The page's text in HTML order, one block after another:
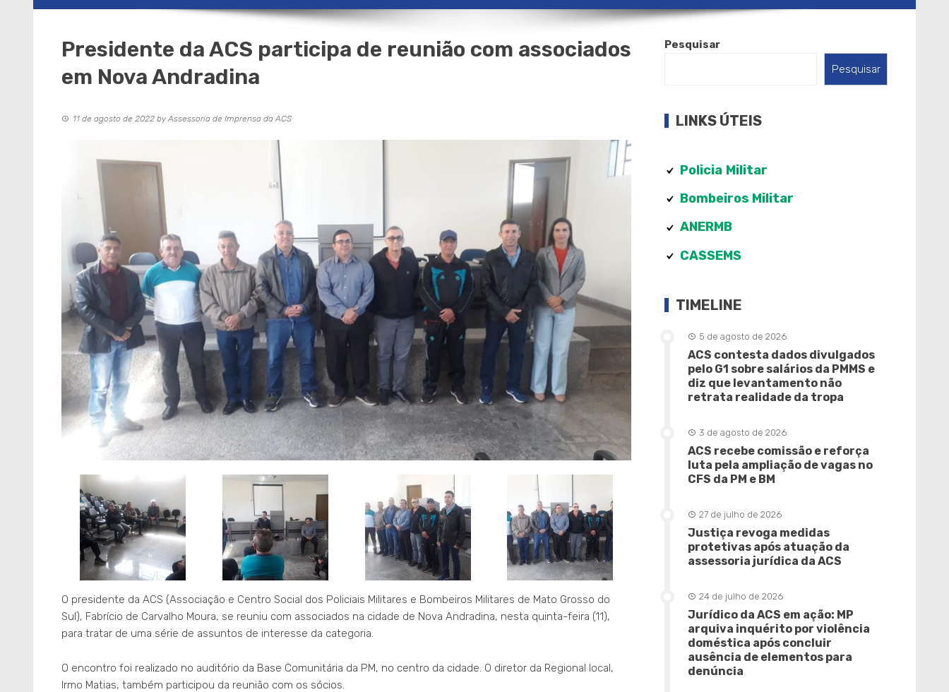
Presidente da ACS participa de reunião com associados
em Nova Andradina
11 de agosto de 2022 byAssessoria de Imprensa da ACS
O presidente da ACS (Associação e Centro Social dos Policiais Militares e Bombeiros Militares de Mato Grosso do
Sul), Fabrício de Carvalho Moura, se reuniu com associados na cidade de Nova Andradina, nesta quinta-feira (11),
para tratar de uma série de assuntos de interesse da categoria.
O encontro foi realizado no auditório da Base Comunitária da PM, no centro da cidade. O diretor da Regional local,
Irmo Matias, também participou da reunião com os sócios.
Pesquisar
Pesquisar
LINKS ÚTEIS
Policia Militar
Bombeiros Militar
ANERMB
CASSEMS
TIMELINE
5 de agosto de 2026
ACS contesta dados divulgados
pelo G1 sobre salários da PMMS e
diz que levantamento não
retrata realidade da tropa
3 de agosto de 2026
ACS recebe comissão e reforça
luta pela ampliação de vagas no
CFS da PM e BM
27 de julho de 2026
Justiça revoga medidas
protetivas após atuação da
assessoria jurídica da ACS
24 de julho de 2026
Jurídico da ACS em ação: MP
arquiva inquérito por violência
doméstica após concluir
ausência de elementos para
denúncia